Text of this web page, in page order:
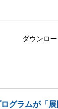
ダウンロ
グラムが「